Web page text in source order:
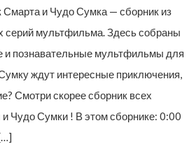
Смарта и Чудо Сумка — сборник из
серий мультфильма. Здесь собраны
и познавательные мультфильмы для
ждут интересные приключения,
Смотри скорее сборник всех
Чудо Сумки ! В этом сборнике: 0:00